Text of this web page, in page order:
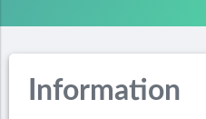
Information